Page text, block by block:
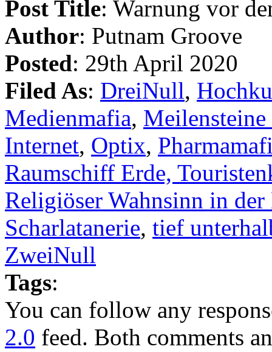
Post Title: Warnung vor
Author: Putnam Groove
Posted: 29th April 2020
Filed As: DreiNull,
Medienmafia,
Internet, Optix,
Raumschiff Erde,
Religiöser Wahnsinn in
Scharlatanerie, tief
ZweiNull
Tags:
You can follow any
2.0 feed. Both comments